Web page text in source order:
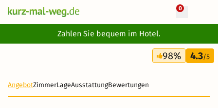
0
Zahlen Sie bequem im Hotel.
5 Tage
323 €
98% 4.3/5
AngebotZimmerLageAusstattungBewertungen